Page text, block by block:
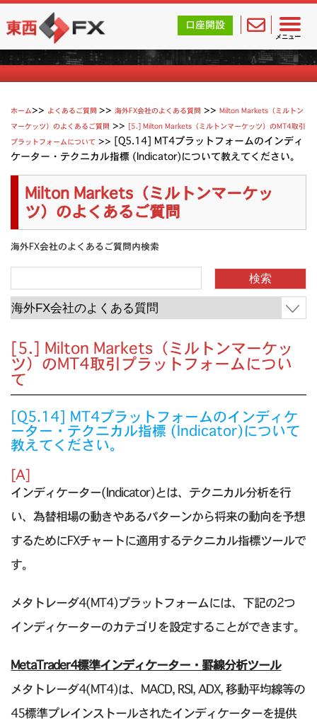
メニュー
東西FX｜海外FX会社（ブローカー）の無料口座開設サポ
口座開設
Milton Marketsのよくあるご質問
ホーム よくあるご質問 >>海外FX会社のよくある質問 >>Milton Markets（ミルトン
マーケッツ）のよくあるご質問 >> [5.] Milton Markets（ミルトンマーケッツ）のMT4取引
プラットフォームについて >> [Q5.14] MT4プラットフォームのインディ
ケーター・テクニカル指標 (Indicator)について教えてください。
Milton Markets（ミルトンマーケッ
ツ）のよくあるご質問
海外FX会社のよくあるご質問内検索
[5.] Milton Markets（ミルトンマーケッ
ツ）のMT4取引プラットフォームについ
て
[Q5.14] MT4プラットフォームのインディケ
ーター・テクニカル指標 (Indicator)について
教えてください。
[A]
インディケーター(Indicator)とは、テクニカル分析を行
い、為替相場の動きやあるパターンから将来の動向を予想
するためにFXチャートに適用するテクニカル指標ツールで
す。
メタトレーダ4(MT4)プラットフォームには、下記の2つ
インディケーターのカテゴリを設定することができます。
MetaTrader4標準インディケーター・罫線分析ツール
メタトレーダ4(MT4)は、MACD, RSI, ADX, 移動平均線等の
45標準プレインストールされたインディケーターを提供